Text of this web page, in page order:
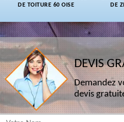
DE TOITURE 60 OISE
DE
DEVIS
Demandez
devis